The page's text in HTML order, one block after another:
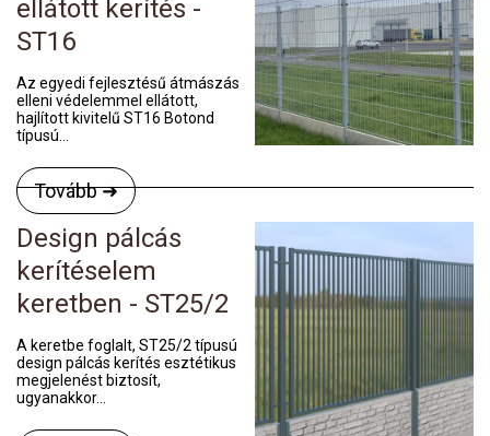
ellátott kerítés -
ST16
Az egyedi fejlesztésű átmászás
elleni védelemmel ellátott,
hajlított kivitelű ST16 Botond
típusú...
Tovább ➜
Design pálcás
kerítéselem
keretben - ST25/2
A keretbe foglalt, ST25/2 típusú
design pálcás kerítés esztétikus
megjelenést biztosít,
ugyanakkor...